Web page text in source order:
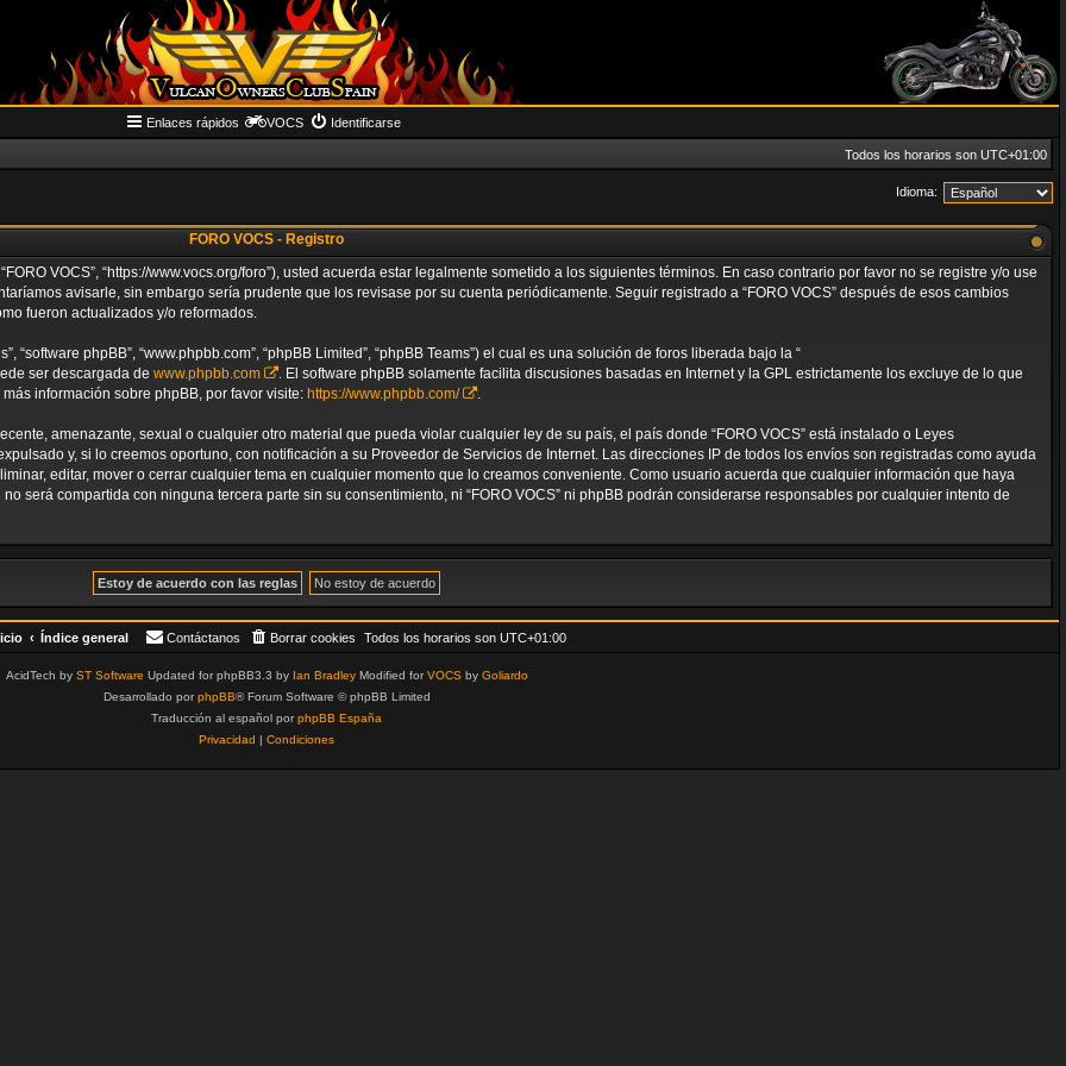
Enlaces rápidos VOCS Identificarse
Todos los horarios son UTC+01:00
Idioma:
FORO VOCS - Registro
VOCS”, “https://www.vocs.org/foro”), usted acuerda estar legalmente sometido a los siguientes términos. En caso contrario por favor no se registre y/o use
avisarle, sin embargo sería prudente que los revisase por su cuenta periódicamente. Seguir registrado a “FORO VOCS” después de esos cambios
fueron actualizados y/o reformados.
phpBB”, “www.phpbb.com”, “phpBB Limited”, “phpBB Teams”) el cual es una solución de foros liberada bajo la “
ser descargada de www.phpbb.com
. El software phpBB solamente facilita discusiones basadas en Internet y la GPL estrictamente los excluye de lo que
información sobre phpBB, por favor visite: https://www.phpbb.com/ .
amenazante, sexual o cualquier otro material que pueda violar cualquier ley de su país, el país donde “FORO VOCS” está instalado o Leyes
y, si lo creemos oportuno, con notificación a su Proveedor de Servicios de Internet. Las direcciones IP de todos los envíos son registradas como ayuda
editar, mover o cerrar cualquier tema en cualquier momento que lo creamos conveniente. Como usuario acuerda que cualquier información que haya
será compartida con ninguna tercera parte sin su consentimiento, ni “FORO VOCS” ni phpBB podrán considerarse responsables por cualquier intento de
Índice general Todos los horarios son UTC+01:00
Borrar cookies
Contáctanos
AcidTech by ST Software Updated for phpBB3.3 by Ian BradleyModified forVOCSby Goliardo
Desarrollado porphpBB® Forum Software © phpBB Limited
Traducción al español porphpBB España
Privacidad | Condiciones